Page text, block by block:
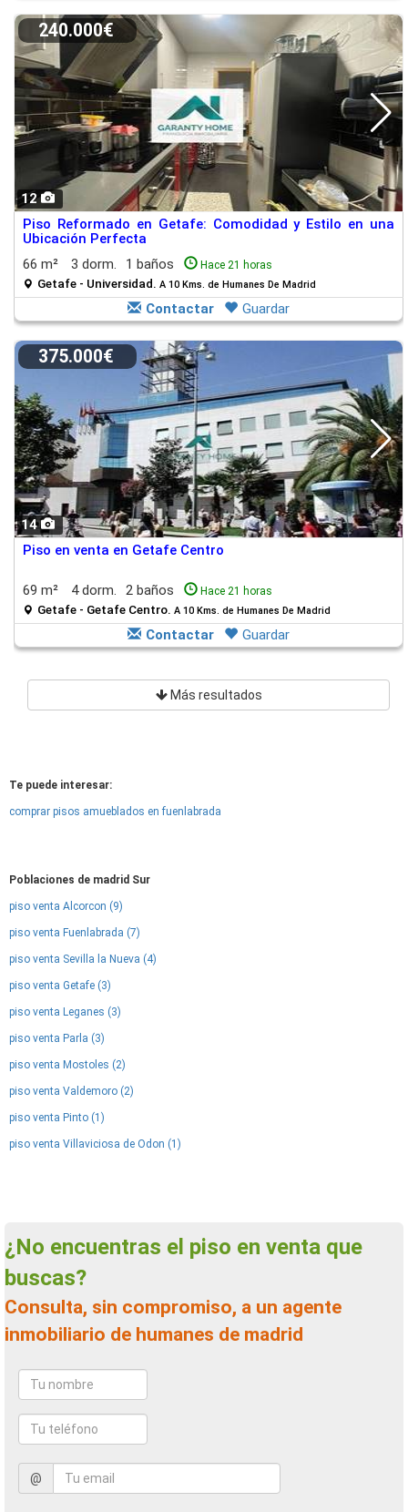
12
240.000€
Piso Reformado en Getafe: Comodidad y Estilo en una
Ubicación Perfecta
66 m²
3 dorm. 1 baños Hace 21 horas
Getafe - Universidad. A 10 Kms. de Humanes De Madrid
Contactar Guardar
14
375.000€
Piso en venta en Getafe Centro
69 m² 4 dorm. 2 baños Hace 21 horas
Getafe - Getafe Centro. A 10 Kms. de Humanes De Madrid
Contactar Guardar
Más resultados
Te puede interesar:
comprar pisos amueblados en fuenlabrada
Poblaciones de madrid Sur
piso venta Alcorcon (9)
piso venta Fuenlabrada (7)
piso venta Sevilla la Nueva (4)
piso venta Getafe (3)
piso venta Leganes (3)
piso venta Parla (3)
piso venta Mostoles (2)
piso venta Valdemoro (2)
piso venta Pinto (1)
piso venta Villaviciosa de Odon (1)
¿No encuentras el piso en venta que
buscas?
Consulta, sin compromiso, a un agente
inmobiliario de humanes de madrid
@